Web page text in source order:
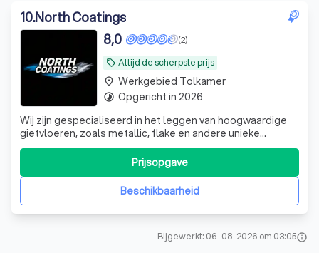
10.North Coatings
local_offer Altijd de scherpste prijs
(2)
8,0
Wij zijn gespecialiseerd in het leggen van hoogwaardige
gietvloeren, zoals metallic, flake en andere unieke
designvloeren. We werken nauwkeurig, denken actief mee
en leveren elke vloer strak, duurzaam en volledig op maat.
We zijn actief door heel Nederland en komen graag langs
Beschikbaarheid
Prijsopgave
place Werkgebied Tolkamer
timelapse Opgericht in 2026
Bijgewerkt: 06-08-2026 om 03:05info